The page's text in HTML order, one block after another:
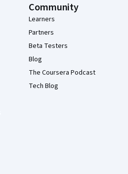
Community
Learners
Partners
Beta Testers
Blog
The Coursera Podcast
Tech Blog